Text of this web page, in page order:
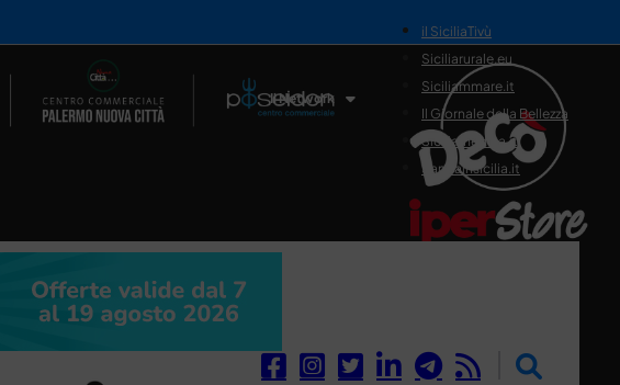
Il Network
il SiciliaTivù
Siciliarurale.eu
Siciliammare.it
Il Giornale della Bellezza
Siciliamedica.it
Sanitainsicilia.it